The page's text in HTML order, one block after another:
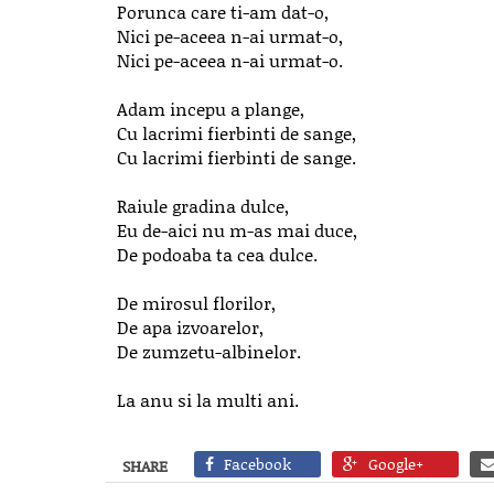
Porunca care ti-am dat-o,
Nici pe-aceea n-ai urmat-o,
Nici pe-aceea n-ai urmat-o.
Adam incepu a plange,
Cu lacrimi fierbinti de sange,
Cu lacrimi fierbinti de sange.
Raiule gradina dulce,
Eu de-aici nu m-as mai duce,
De podoaba ta cea dulce.
De mirosul florilor,
De apa izvoarelor,
De zumzetu-albinelor.
La anu si la multi ani.
SHARE Facebook Google+